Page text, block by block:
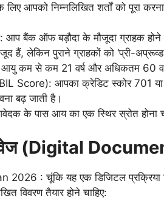
आपको निम्नलिखित शर्तों को पूरा करना
बैंक ऑफ बड़ौदा के मौजूदा ग्राहक
हैं, लेकिन पुराने ग्राहकों को ‘प्री-
कम से कम 21 वर्ष और अधिकतम 60 वर्ष
Score): आपका क्रेडिट स्कोर 701 या
बढ़ जाती है।
के पास आय का एक स्थिर स्रोत होना
(Digital
: चूंकि यह एक डिजिटल प्रक्रिया
विवरण तैयार होने चाहिए: